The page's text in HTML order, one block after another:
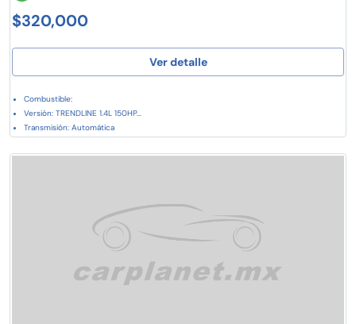
$320,000
Ver detalle
Combustible:
Versión: TRENDLINE 1.4L 150HP...
Transmisión: Automática